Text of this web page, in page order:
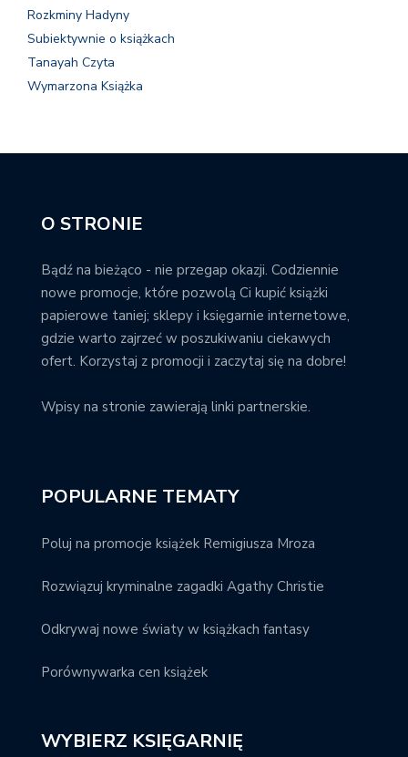
Rozkminy Hadyny
Subiektywnie o książkach
Tanayah Czyta
Wymarzona Książka
O STRONIE
Bądź na bieżąco - nie przegap okazji. Codziennie
nowe promocje, które pozwolą Ci kupić książki
papierowe taniej; sklepy i księgarnie internetowe,
gdzie warto zajrzeć w poszukiwaniu ciekawych
ofert. Korzystaj z promocji i zaczytaj się na dobre!
Wpisy na stronie zawierają linki partnerskie.
POPULARNE TEMATY
Poluj na promocje książek Remigiusza Mroza
Rozwiązuj kryminalne zagadki Agathy Christie
Odkrywaj nowe światy w książkach fantasy
Porównywarka cen książek
WYBIERZ KSIĘGARNIĘ